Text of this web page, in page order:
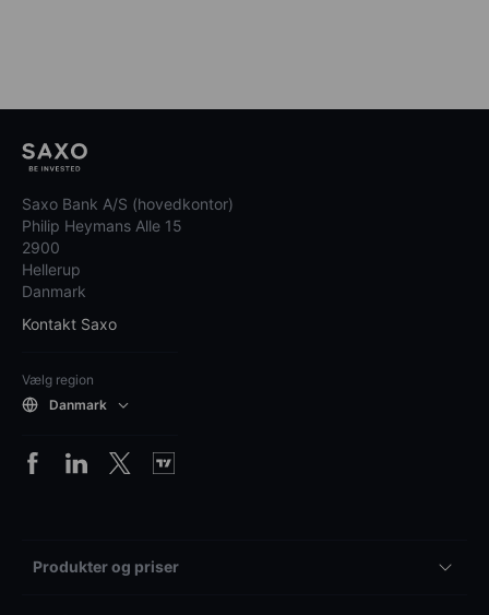
Saxo Bank A/S (hovedkontor)
Philip Heymans Alle 15
2900
Hellerup
Danmark
Kontakt Saxo
Vælg region
Danmark
Produkter og priser